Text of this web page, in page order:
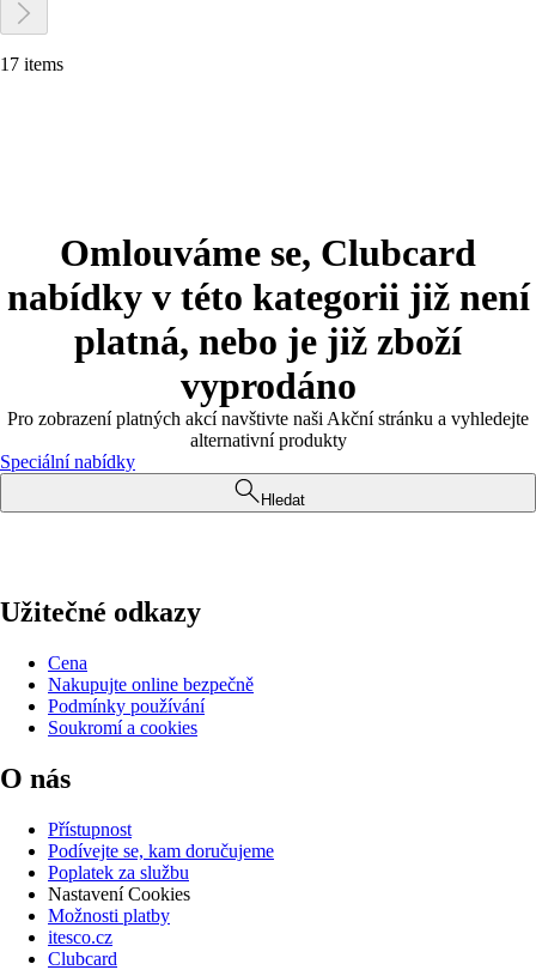
17 items
Omlouváme se, Clubcard
nabídky v této kategorii již není
platná, nebo je již zboží
vyprodáno
Pro zobrazení platných akcí navštivte naši Akční stránku a vyhledejte
alternativní produkty
Speciální nabídky
Hledat
Užitečné odkazy
Cena
Nakupujte online bezpečně
Podmínky používání
Soukromí a cookies
O nás
Přístupnost
Podívejte se, kam doručujeme
Poplatek za službu
Nastavení Cookies
Možnosti platby
itesco.cz
Clubcard